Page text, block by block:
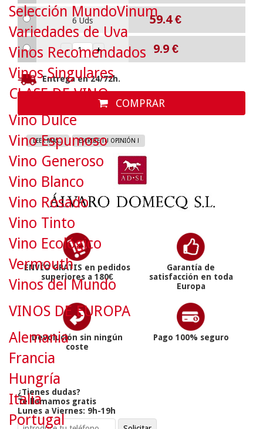
6 Uds 59.4€
9.9 €
Entrega en 24/72h.
COMPRAR
LEER MAS... ESCRIBE TU OPINIÓN !
ENVÍO GRATIS en pedidos
superiores a 180€
Garantía de
satisfacción en toda
Europa
Devolución sin ningún
coste
Pago 100% seguro
¿Tienes dudas?
Te llamamos gratis
Lunes a Viernes: 9h-19h
Selección MundoVinum
Variedades de Uva
Vinos Recomendados
Vinos Singulares
CLASE DE VINO
Vino Dulce
Vino Espumoso
Vino Generoso
Vino Blanco
Vino Rosado
Vino Tinto
Vino Ecológico
Vermouth
Vinos del Mundo
VINOS DE EUROPA
Alemania
Francia
Hungría
Italia
Portugal